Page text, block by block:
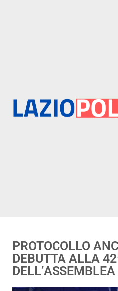
PROTOCOLLO
DEBUTTA ALLA